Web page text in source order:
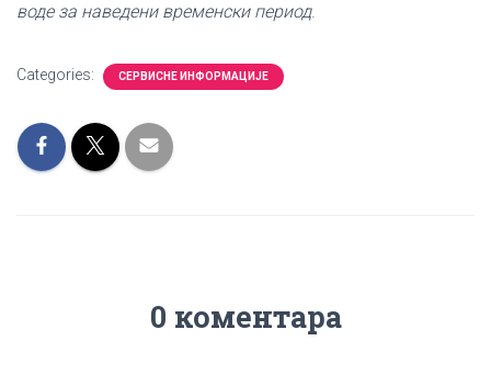
воде за наведени временски период.
Categories: СЕРВИСНЕ ИНФОРМАЦИЈЕ
0 коментара